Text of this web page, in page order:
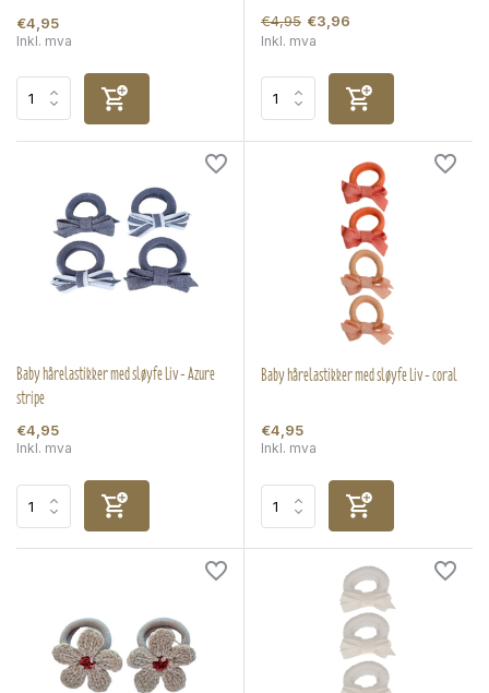
€4,95
Inkl. mva
€4,95 €3,96
Inkl. mva
Baby hårelastikker med sløyfe Liv - Azure
stripe
€4,95
Inkl. mva
Baby hårelastikker med sløyfe Liv - coral
€4,95
Inkl. mva